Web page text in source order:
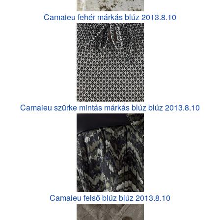
Camaieu fehér márkás blúz 2013.8.10
Camaieu szürke mintás márkás blúz blúz 2013.8.10
Camaieu felső blúz blúz 2013.8.10